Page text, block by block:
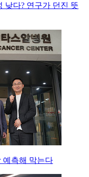
낮다? 연구가 던진 뜻
예측해 막는다